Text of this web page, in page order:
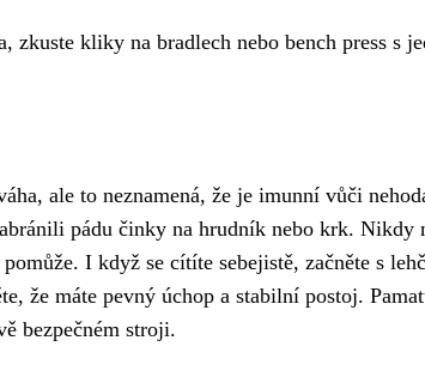
zkuste kliky na bradlech nebo bench press s
ale to neznamená, že je imunní vůči
pádu činky na hrudník nebo krk.
I když se cítíte sebejistě, začněte s
že máte pevný úchop a stabilní postoj.
bezpečném stroji.